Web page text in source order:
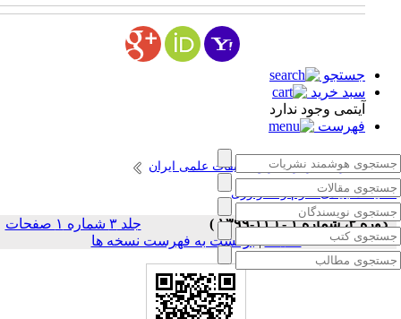
جستجو
سبد خرید
آیتمی وجود ندارد
فهرست
انتشارات مرکز نشر و تحقیقات علمی ایران
بنیادی علوم و تکنولوژی
دوره ۳، شماره ۱ - ( ۱۱-۱۳۹۹ )
جلد ۳ شماره ۱ صفحات
برگشت به فهرست نسخه ها